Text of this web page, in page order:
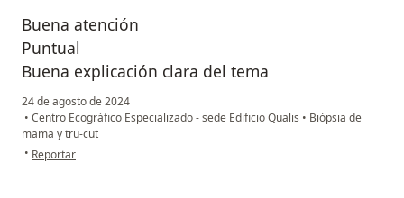
Buena atención
Puntual
Buena explicación clara del tema
24 de agosto de 2024
• Centro Ecográfico Especializado - sede Edificio Qualis • Biópsia de
mama y tru-cut
• en opinión del usuario Elena
Reportar